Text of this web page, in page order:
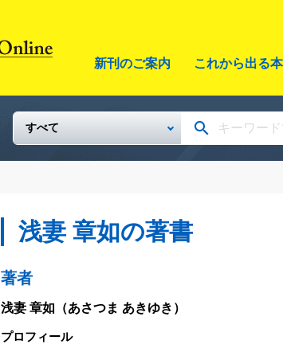
新刊のご案内 これから出る本
浅妻 章如の著書
著者
浅妻 章如 （あさつま あきゆき）
プロフィール